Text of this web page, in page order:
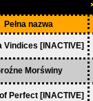
Pełna nazwa
Vindices [INACTIVE]
Morświny
Perfect [INACTIVE]